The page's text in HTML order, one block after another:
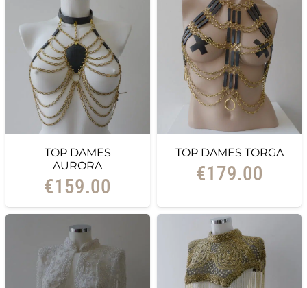
TOP DAMES
AURORA
€159.00
TOP DAMES TORGA
€179.00